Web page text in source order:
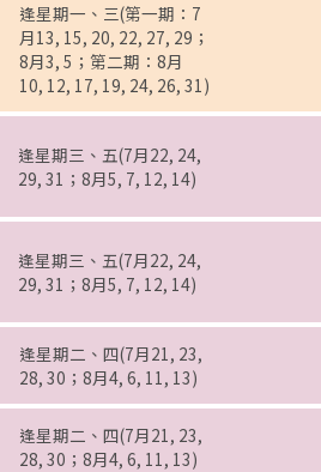
逢星期一、三(第一期：7
月13, 15, 20, 22, 27, 29；
8月3, 5；第二期：8月
10, 12, 17, 19, 24, 26, 31)
逢星期三、五(7月22, 24,
29, 31；8月5, 7, 12, 14)
逢星期三、五(7月22, 24,
29, 31；8月5, 7, 12, 14)
逢星期二、四(7月21, 23,
28, 30；8月4, 6, 11, 13)
逢星期二、四(7月21, 23,
28, 30；8月4, 6, 11, 13)